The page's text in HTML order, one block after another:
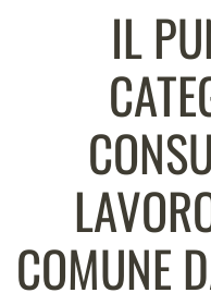
IL
COMUNE